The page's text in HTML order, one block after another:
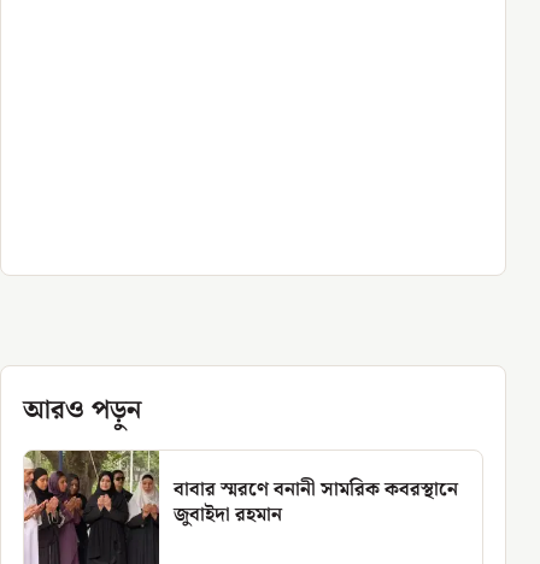
আরও পড়ুন
বাবার স্মরণে বনানী সামরিক কবরস্থানে
জুবাইদা রহমান